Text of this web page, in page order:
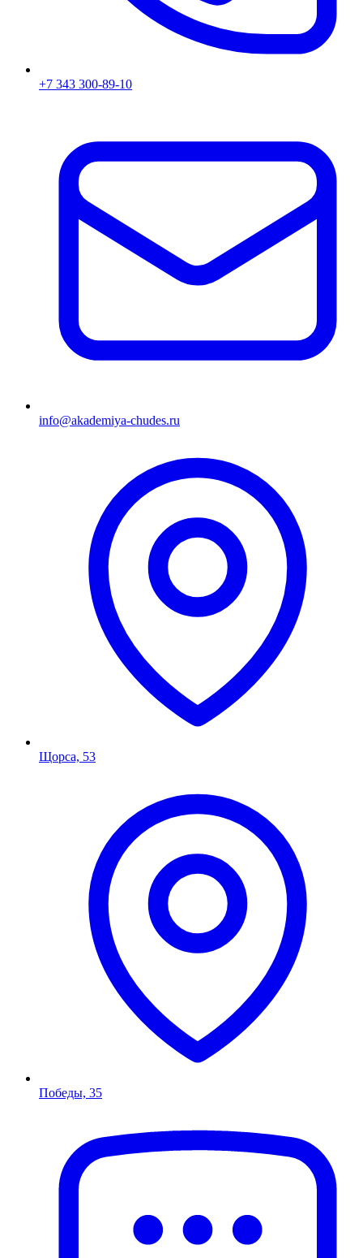
+7 343 300-89-10
info@akademiya-chudes.ru
Щорса, 53
Победы, 35